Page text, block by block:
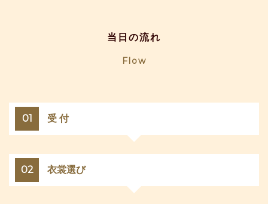
当日の流れ
Flow
01 受 付
02 衣裳選び